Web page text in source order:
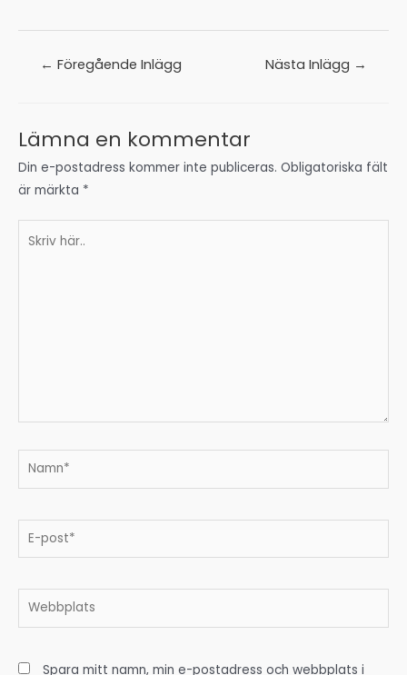
Inläggsnavigering
← Föregående Inlägg Nästa Inlägg →
Lämna en kommentar
Din e-postadress kommer inte publiceras. Obligatoriska fält
är märkta *
Namn*
E-
Webbplats
Spara mitt namn, min e-postadress och webbplats i